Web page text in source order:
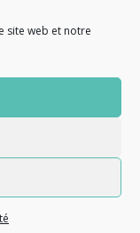
site web et notre